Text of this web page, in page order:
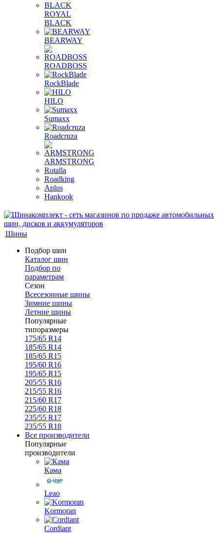
ROYAL
BLACK
BEARWAY
ROADBOSS
RockBlade
HILO
Sumaxx
Roadcruza
ARMSTRONG
Rotalla
Roadking
Aplus
Hankook
Шины
Подбор шин
Каталог шин
Подбор по
параметрам
Сезон
Всесезонные шины
Зимние шины
Летние шины
Популярные
типоразмеры
175/65 R14
185/65 R14
185/65 R15
195/60 R16
195/65 R15
205/55 R16
215/55 R16
215/60 R17
225/60 R18
235/55 R17
235/55 R18
Все производители
Популярные
производители
Кама
Leao
Kormoran
Cordiant